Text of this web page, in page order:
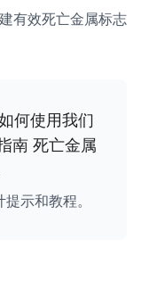
有效死亡金属标志
何使用我们
南 死亡金属
示和教程。